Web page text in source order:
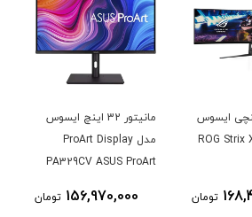
49 اینچی ایسوس
تومان
مانیتور 32 اینچ ایسوس
مدل ProArt Display
PA329CV ASUS ProArt
Inch IPS 4K UHD
156,970,000 تومان